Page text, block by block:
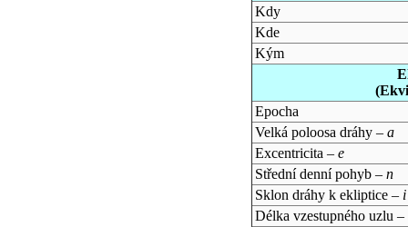
Kdy
Kde
Kým
Epocha
Velká poloosa dráhy – a
Excentricita – e
Střední denní pohyb – n
Sklon dráhy k ekliptice – i
Délka vzestupného uzlu –